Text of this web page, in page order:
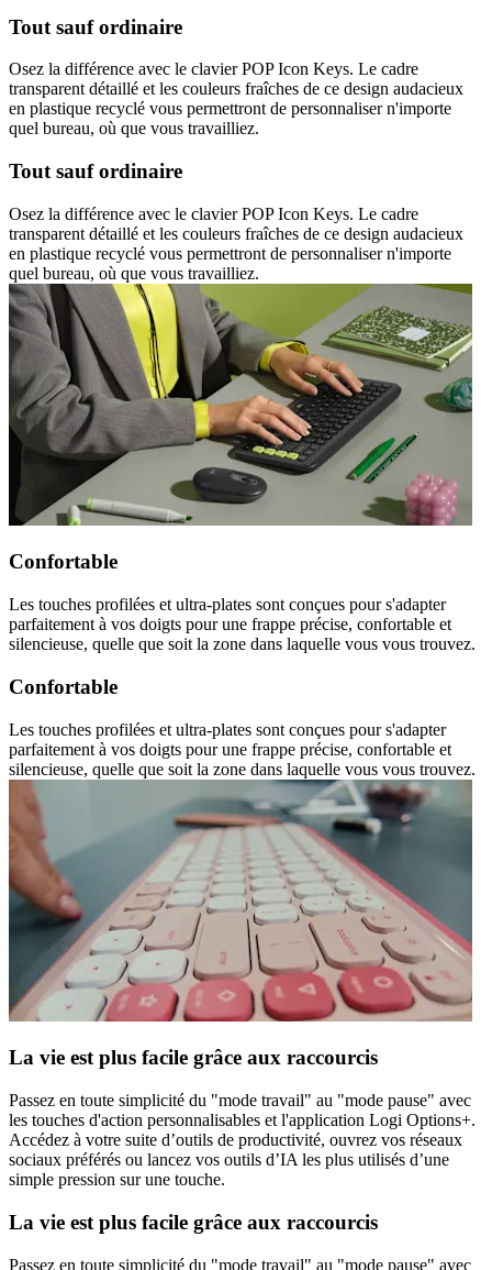
Tout sauf ordinaire
Osez la différence avec le clavier POP Icon Keys. Le cadre
transparent détaillé et les couleurs fraîches de ce design audacieux
en plastique recyclé vous permettront de personnaliser n'importe
quel bureau, où que vous travailliez.
Tout sauf ordinaire
Osez la différence avec le clavier POP Icon Keys. Le cadre
transparent détaillé et les couleurs fraîches de ce design audacieux
en plastique recyclé vous permettront de personnaliser n'importe
quel bureau, où que vous travailliez.
Confortable
Les touches profilées et ultra-plates sont conçues pour s'adapter
parfaitement à vos doigts pour une frappe précise, confortable et
silencieuse, quelle que soit la zone dans laquelle vous vous trouvez.
Confortable
Les touches profilées et ultra-plates sont conçues pour s'adapter
parfaitement à vos doigts pour une frappe précise, confortable et
silencieuse, quelle que soit la zone dans laquelle vous vous trouvez.
La vie est plus facile grâce aux raccourcis
Passez en toute simplicité du "mode travail" au "mode pause" avec
les touches d'action personnalisables et l'application Logi Options+.
Accédez à votre suite d’outils de productivité, ouvrez vos réseaux
sociaux préférés ou lancez vos outils d’IA les plus utilisés d’une
simple pression sur une touche.
La vie est plus facile grâce aux raccourcis
Passez en toute simplicité du "mode travail" au "mode pause" avec